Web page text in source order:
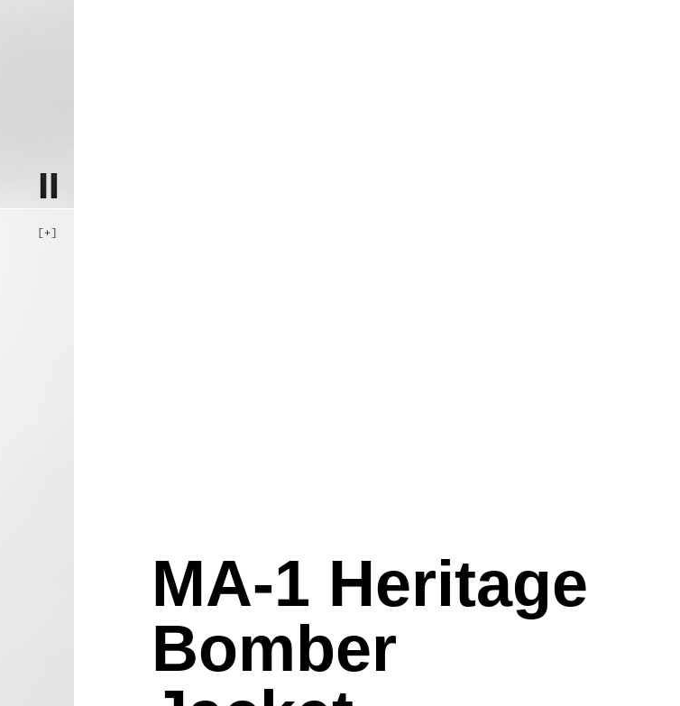
MA-1 Heritage
Bomber